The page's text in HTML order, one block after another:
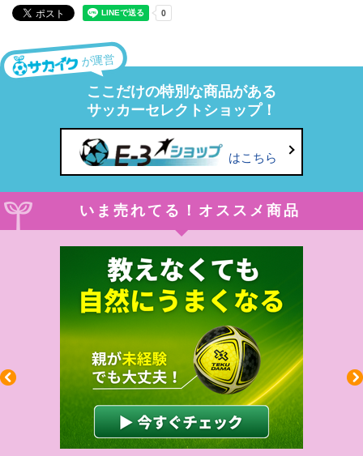
が運営
ここだけの特別な商品がある
サッカーセレクトショップ！
はこちら
いま売れてる！オススメ商品